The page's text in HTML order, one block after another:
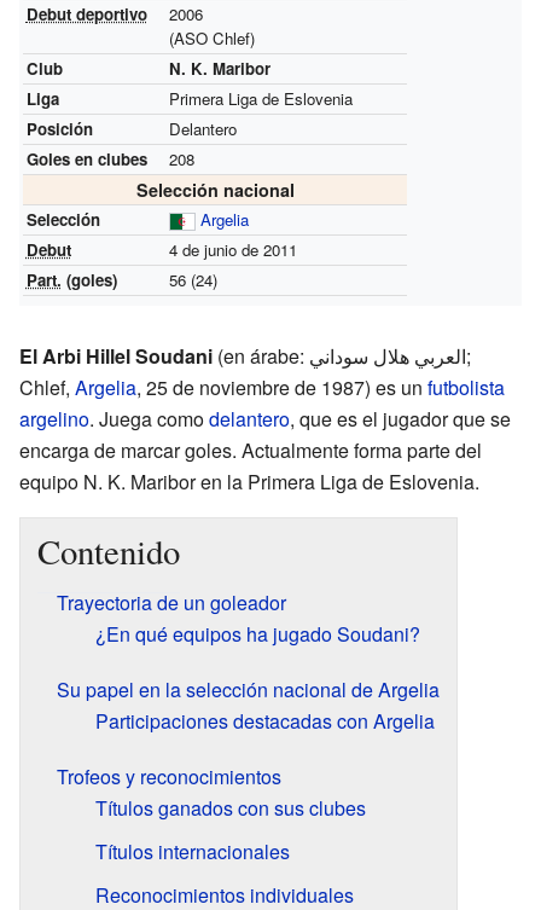
Debut deportivo
2006
(ASO Chlef)
Club
N. K. Maribor
Liga
Primera Liga de Eslovenia
Posición
Delantero
Goles en clubes
208
Selección nacional
Selección
Argelia
Debut
4 de junio de 2011
Part. (goles) 56 (24)
El Arbi Hillel Soudani (en árabe: العربي هلال سوداني‎;
Chlef, Argelia, 25 de noviembre de 1987) es un futbolista
argelino. Juega comodelantero, que es el jugador que se
encarga de marcar goles. Actualmente forma parte del
equipo N. K. Maribor en la Primera Liga de Eslovenia.
Contenido
Trayectoria de un goleador
¿En qué equipos ha jugado Soudani?
Su papel en la selección nacional de Argelia
Participaciones destacadas con Argelia
Trofeos y reconocimientos
Títulos ganados con sus clubes
Títulos internacionales
Reconocimientos individuales